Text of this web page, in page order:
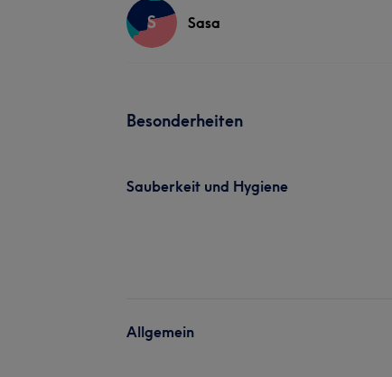
S Sasa
Besonderheiten
Sauberkeit und Hygiene
Allgemein